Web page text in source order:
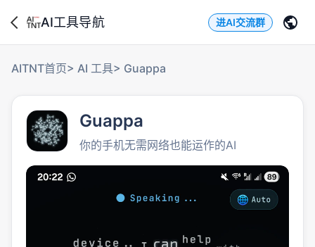
AI工具导航 进AI交流群
AITNT首页> AI 工具> Guappa
Guappa
你的手机无需网络也能运作的AI